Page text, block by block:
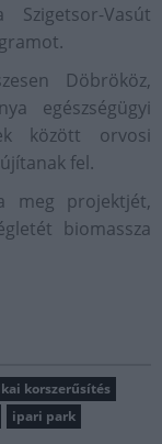
Vasút
Döbrököz,
egészségügyi
között orvosi
fel.
meg projektjét,
biomassza
korszerűsítés
ipari park